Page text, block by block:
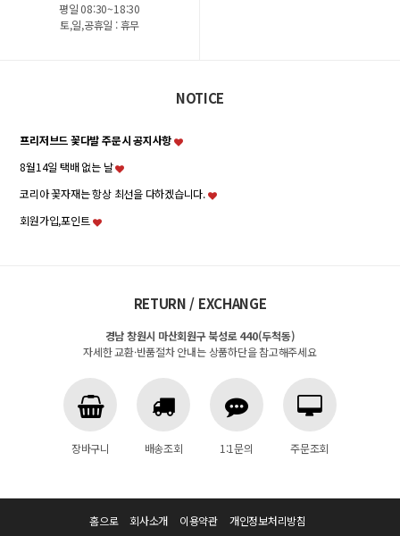
평일 08:30~18:30
토,일,공휴일 : 휴무
NOTICE
프리저브드 꽃다발 주문시 공지사항
8월14일 택배 없는 날
코리아 꽃자재는 항상 최선을 다하겠습니다.
회원가입,포인트
RETURN / EXCHANGE
경남 창원시 마산회원구 북성로 440(두척동)
자세한 교환·반품절차 안내는 상품하단을 참고해주세요
장바구니 배송조회 1:1문의 주문조회
홈으로 회사소개 이용약관 개인정보처리방침